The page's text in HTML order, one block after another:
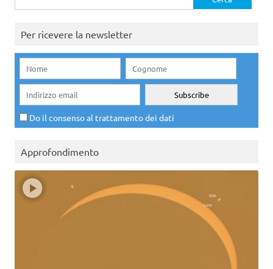
per:
Per ricevere la newsletter
Do il consenso al trattamento dei dati
Approfondimento